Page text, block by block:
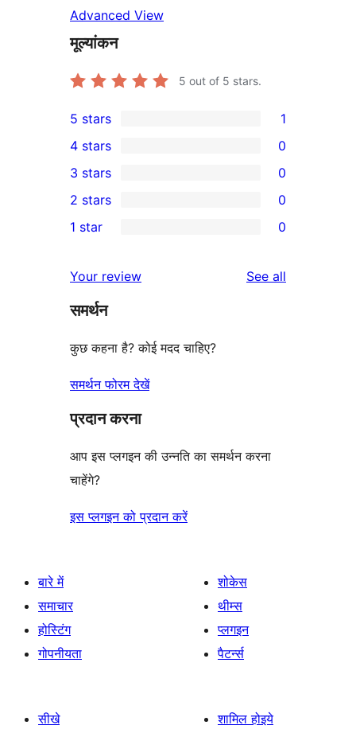
Advanced View
मूल्यांकन
5 out of 5 stars.
1
5-
star
review
5 stars 1
4-
star
reviews
4 stars 0
0
3-
star
3 stars 0
2-
reviews
2 stars 0
star
reviews
1 star 0
Your review See all
समर्थन
कुछ कहना है? कोई मदद चाहिए?
समर्थन फोरम देखें
प्रदान करना
आप इस प्लगइन की उन्नति का समर्थन करना
चाहेंगे?
इस प्लगइन को प्रदान करें
बारे में
समाचार
होस्टिंग
गोपनीयता
शोकेस
थीम्स
प्लगइन
पैटर्न्स
सीखे
शामिल होइये